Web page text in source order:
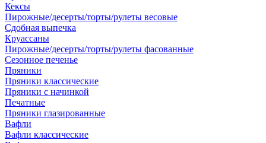
Кексы
Пирожные/десерты/торты/рулеты весовые
Сдобная выпечка
Круассаны
Пирожные/десерты/торты/рулеты фасованные
Сезонное печенье
Пряники
Пряники классические
Пряники с начинкой
Печатные
Пряники глазированные
Вафли
Вафли классические